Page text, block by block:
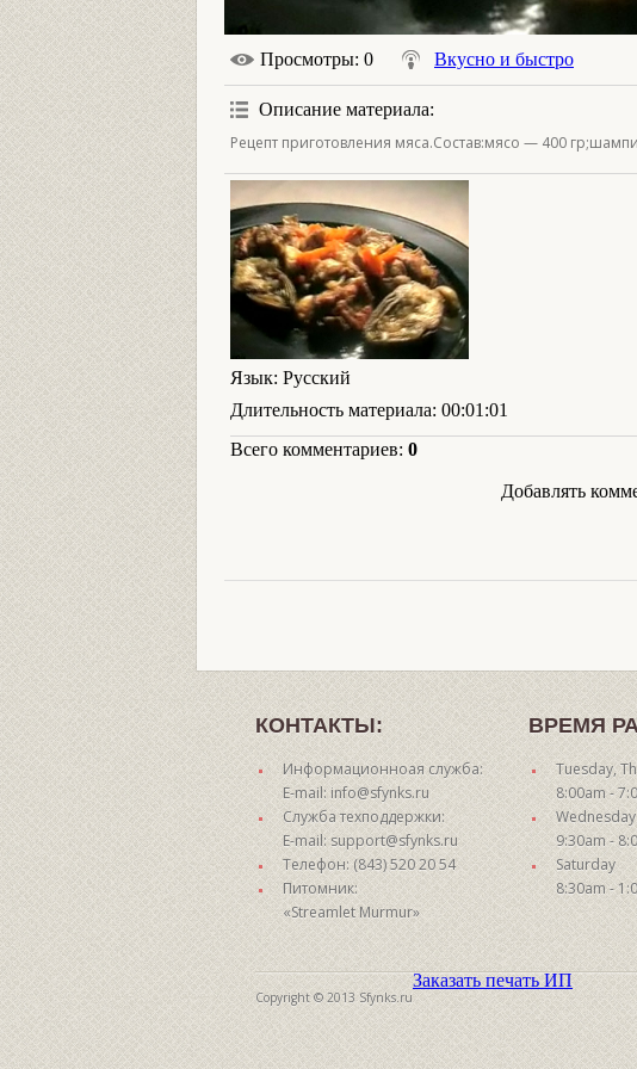
Просмотры: 0 Вкусно и быстро
Описание материала:
Рецепт приготовления мяса.Состав:мясо — 400
Язык: Русский
Длительность материала: 00:01:01
Всего комментариев: 0
Добавлять
КОНТАКТЫ:
Информационноая служба:
E-mail: info@sfynks.ru
Служба техподдержки:
E-mail: support@sfynks.ru
Телефон: (843) 520 20 54
Питомник:
«Streamlet Murmur»
ВРЕМЯ
Tuesday,
8:00am -
Wednesday
9:30am -
Saturday
8:30am -
Copyright © 2013 Sfynks.ru
Заказать печать ИП